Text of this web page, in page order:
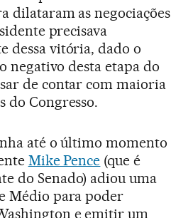
dilataram as negociações
precisava
dessa vitória, dado o
negativo desta etapa do
de contar com maioria
do Congresso.
até o último momento
Mike Pence (que é
do Senado) adiou uma
Médio para poder
e emitir um